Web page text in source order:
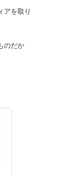
アを取り
のだか